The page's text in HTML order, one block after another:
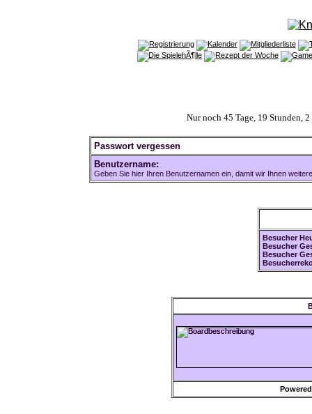
Nur noch 45 Tage, 19 Stunden,
Passwort vergessen
Benutzername:
Geben Sie hier Ihren Benutzernamen ein, damit wir Ihnen
Besucher
Besucher
Besucher